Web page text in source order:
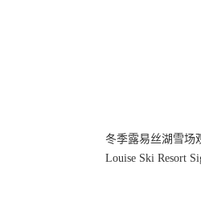
冬季露易丝湖雪场
Louise Ski Resort